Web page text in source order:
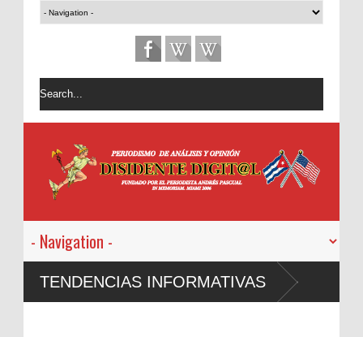
TENDENCIAS INFORMATIVAS